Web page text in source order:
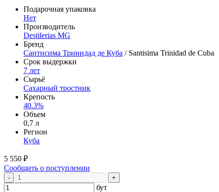
Подарочная упаковка
Нет
Производитель
Destilerias MG
Бренд
Сантисима Тринидад де Куба / Santisima Trinidad de Cuba
Срок выдержки
7 лет
Сырьё
Сахарный тростник
Крепость
40.3%
Объем
0,7 л
Регион
Куба
5 550 ₽
Сообщить о поступлении
- +
бут